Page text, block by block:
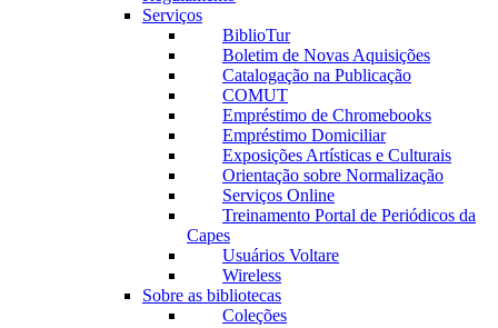
Serviços
BiblioTur
Boletim de Novas Aquisições
Catalogação na Publicação
COMUT
Empréstimo de Chromebooks
Empréstimo Domiciliar
Exposições Artísticas e Culturais
Orientação sobre Normalização
Serviços Online
Treinamento Portal de Periódicos da
Capes
Usuários Voltare
Wireless
Sobre as bibliotecas
Coleções